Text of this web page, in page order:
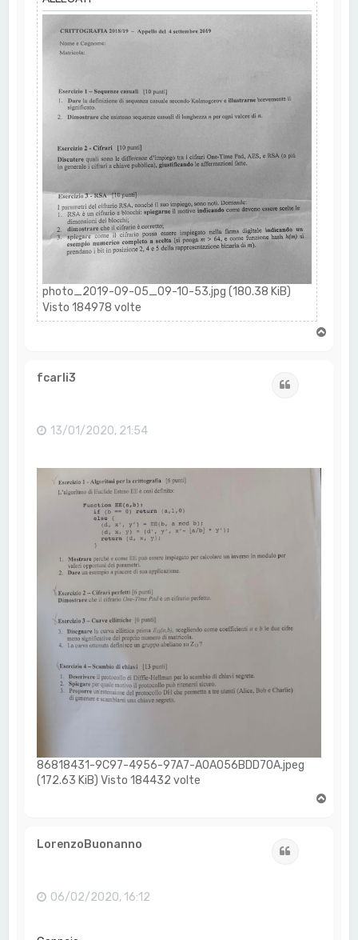
photo_2019-09-05_09-10-53.jpg (180.38 KiB)
Visto 184978 volte
fcarli3
13/01/2020, 21:54
86818431-9C97-4956-97A7-A0A056BDD70A.jpeg
(172.63 KiB) Visto 184432 volte
LorenzoBuonanno
06/02/2020, 16:12